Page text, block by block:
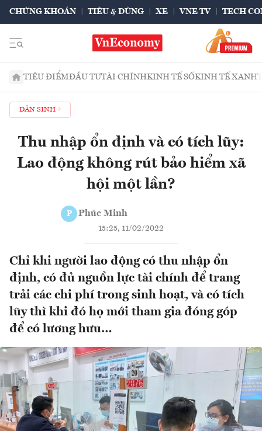
CHỨNG KHOÁN TIÊU & DÙNG XE VNE TV TECH
TIÊU ĐIỂMĐẦU TƯTÀI CHÍNHKINH TẾ SỐKINH TẾ XANH
DÂN SINH
Thu nhập ổn định và có tích lũy:
Lao động không rút bảo hiểm xã
hội một lần?
P Phúc Minh
15:25, 11/02/2022
Chỉ khi người lao động có thu nhập ổn
định, có đủ nguồn lực tài chính để trang
trải các chi phí trong sinh hoạt, và có tích
lũy thì khi đó họ mới tham gia đóng góp
để có lương hưu…